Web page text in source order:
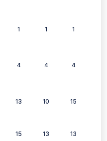
1 1 1
4 4 4
13 10 15
15 13 13